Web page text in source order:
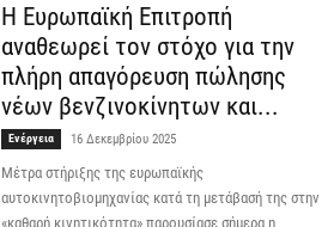
Η Ευρωπαϊκή Επιτροπή
αναθεωρεί τον στόχο για την
πλήρη απαγόρευση πώλησης
νέων βενζινοκίνητων και...
Ενέργεια 16 Δεκεμβρίου 2025
Μέτρα στήριξης της ευρωπαϊκής
αυτοκινητοβιομηχανίας κατά τη μετάβασή της στην
«καθαρή κινητικότητα» παρουσίασε σήμερα η